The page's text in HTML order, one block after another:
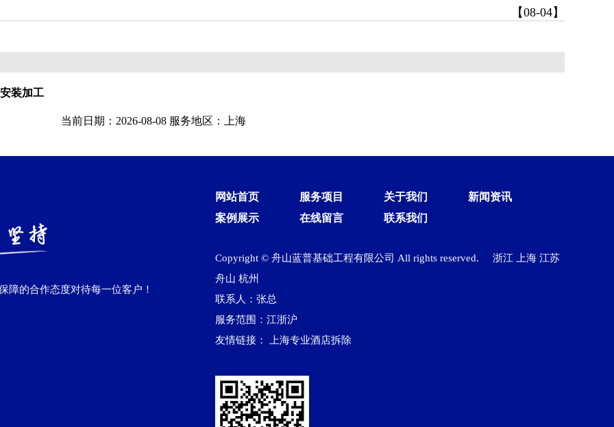
【08-04】
装加工
当前日期：2026-08-08 服务地区：上海
障的合作态度对待每一位客户！
网站首页 服务项目 关于我们
新闻资讯
案例展示
在线留言 联系我们
Copyright © 舟山蓝普基础工程有限公司 All rights reserved. 浙江 上海 江苏
舟山 杭州
联系人：张总
服务范围：江浙沪
友情链接：
上海专业酒店拆除